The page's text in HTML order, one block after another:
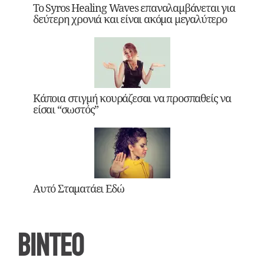
Το Syros Healing Waves επαναλαμβάνεται για
δεύτερη χρονιά και είναι ακόμα μεγαλύτερο
Κάποια στιγμή κουράζεσαι να προσπαθείς να
είσαι “σωστός”
Αυτό Σταματάει Εδώ
ΒΙΝΤΕΟ